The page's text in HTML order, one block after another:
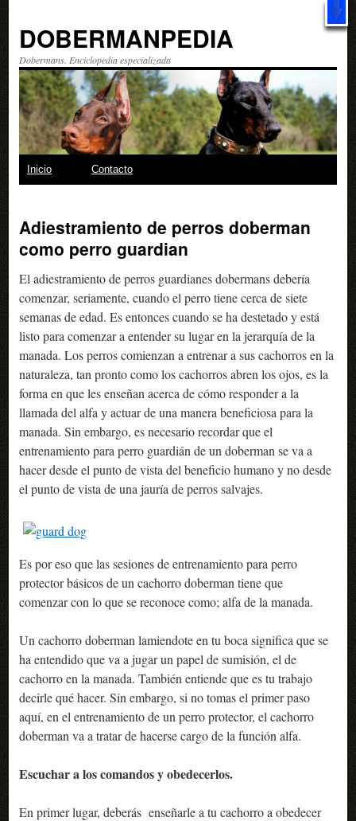
DOBERMANPEDIA
Dobermans. Enciclopedia especializada
Saltar
contenido
Inicio Contacto
Adiestramiento de perros doberman
como perro guardian
El adiestramiento de perros guardianes dobermans debería
comenzar, seriamente, cuando el perro tiene cerca de siete
semanas de edad. Es entonces cuando se ha destetado y está
listo para comenzar a entender su lugar en la jerarquía de la
manada. Los perros comienzan a entrenar a sus cachorros en la
naturaleza, tan pronto como los cachorros abren los ojos, es la
forma en que les enseñan acerca de cómo responder a la
llamada del alfa y actuar de una manera beneficiosa para la
manada. Sin embargo, es necesario recordar que el
entrenamiento para perro guardián de un doberman se va a
hacer desde el punto de vista del beneficio humano y no desde
el punto de vista de una jauría de perros salvajes.
Es por eso que las sesiones de entrenamiento para perro
protector básicos de un cachorro doberman tiene que
comenzar con lo que se reconoce como; alfa de la manada.
Un cachorro doberman lamiendote en tu boca significa que se
ha entendido que va a jugar un papel de sumisión, el de
cachorro en la manada. También entiende que es tu trabajo
decirle qué hacer. Sin embargo, si no tomas el primer paso
aquí, en el entrenamiento de un perro protector, el cachorro
doberman va a tratar de hacerse cargo de la función alfa.
Escuchar a los comandos y obedecerlos.
En primer lugar, deberás enseñarle a tu cachorro a obedecer